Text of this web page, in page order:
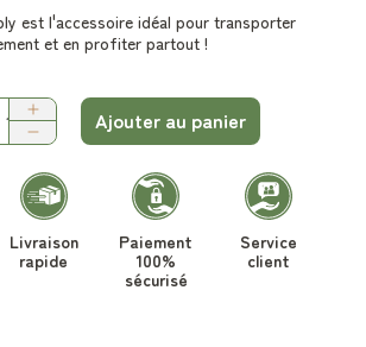
est l'accessoire idéal pour transporter
et en profiter partout !
Ajouter au panier
Livraison
rapide
Paiement
100%
sécurisé
Service
client